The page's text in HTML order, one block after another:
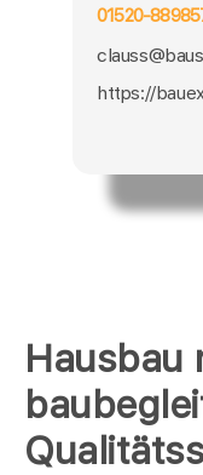
Hausbau
01520-
https://